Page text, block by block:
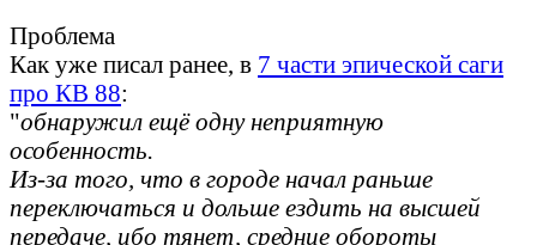
Проблема
Как уже писал ранее, в 7 части эпической саги
про КВ 88:
"обнаружил ещё одну неприятную
особенность.
Из-за того, что в городе начал раньше
переключаться и дольше ездить на высшей
передаче, ибо тянет, средние обороты